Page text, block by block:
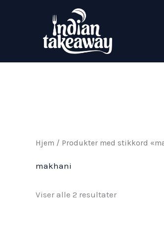
Hjem / Produkter med stikkord
makhani
Viser alle 2 resultater